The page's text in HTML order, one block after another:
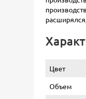
Цвет
Объем